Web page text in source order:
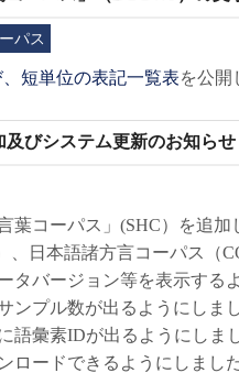
パス
短単位の表記一覧表を公開
びシステム更新のお知らせ
葉コーパス」(SHC）を追加
、日本語諸方言コーパス（
タバージョン等を表示する
ンプル数が出るようにしま
語彙素IDが出るようにしま
ロードできるようにしまし